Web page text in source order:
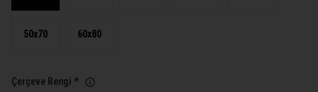
50x70 60x80
Çerçeve Rengi *